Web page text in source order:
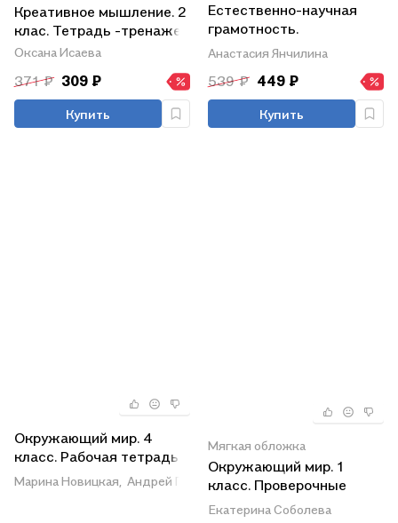
Креативное мышление. 2
клас. Тетрадь -тренажер
Оксана Исаева
371 ₽ 309 ₽
Купить
Естественно-научная
грамотность.
Окружающий мир. 2
тренажёр
Анастасия Янчилина
539 ₽ 449 ₽
Купить
Окружающий мир. 4
класс. Рабочая тетрадь.
В 2-х частях. Часть 1.
ФГОС 2021
Марина Новицкая, Андрей Плешаков
Мягкая обложка
Окружающий мир. 1
класс. Проверочные
работы. ФГОС
Екатерина Соболева